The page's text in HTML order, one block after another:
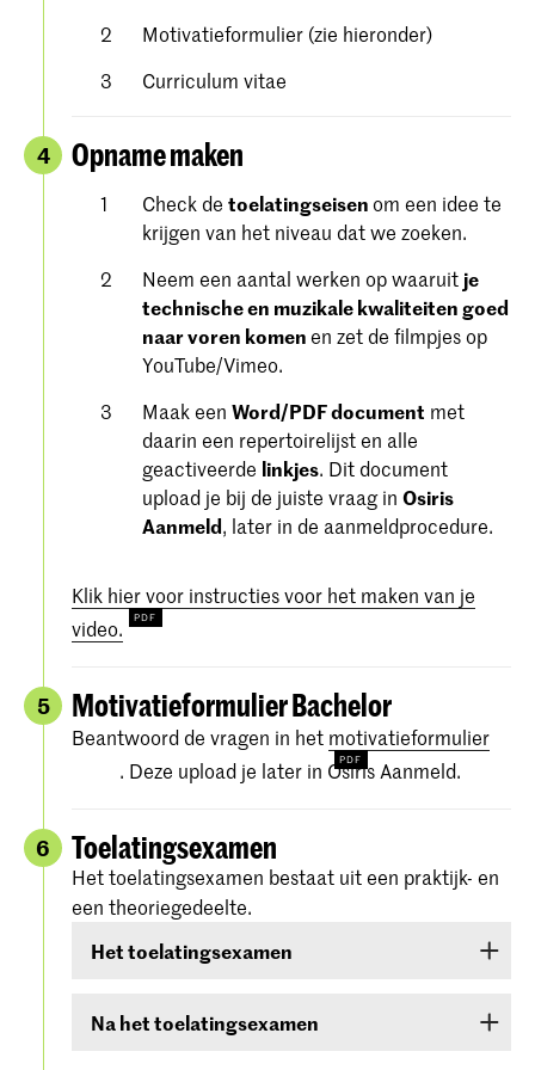
Motivatieformulier (zie hieronder)
Curriculum vitae
4 Opname maken
Check detoelatingseisenom een ​​idee te
krijgen van het niveau dat we zoeken.
Neem een aantal werken op waaruit je
technische en muzikale kwaliteiten goed
naar voren komenen zet de filmpjes op
YouTube/Vimeo.
Maak eenWord/PDF document met
daarin een repertoirelijst en alle
geactiveerde linkjes. Dit document
upload je bij de juiste vraag inOsiris
Aanmeld, later in de aanmeldprocedure.
Klik hier voor instructies voor het maken van je
video.
5 Motivatieformulier Bachelor
Beantwoord de vragen in het motivatieformulier
. Deze upload je later in Osiris Aanmeld.
6 Toelatingsexamen
Het toelatingsexamen bestaat uit een praktijk- en
een theoriegedeelte.
Het toelatingsexamen
Na het toelatingsexamen